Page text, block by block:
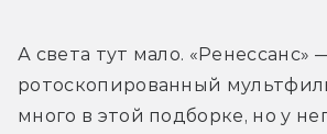
А света тут мало. «Ренессанс»
ротоскопированный
много в этой подборке, но у